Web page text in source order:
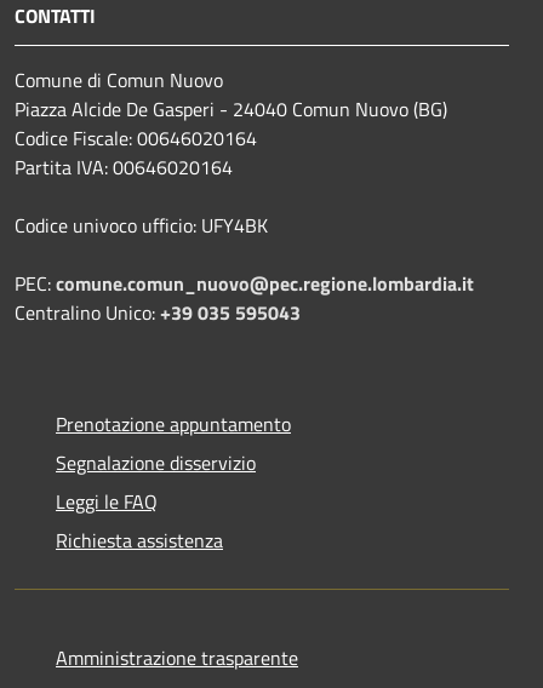
CONTATTI
Comune di Comun Nuovo
Piazza Alcide De Gasperi - 24040 Comun Nuovo (BG)
Codice Fiscale: 00646020164
Partita IVA: 00646020164
Codice univoco ufficio: UFY4BK
PEC:comune.comun_nuovo@pec.regione.lombardia.it
Centralino Unico:+39 035 595043
Prenotazione appuntamento
Segnalazione disservizio
Leggi le FAQ
Richiesta assistenza
Amministrazione trasparente